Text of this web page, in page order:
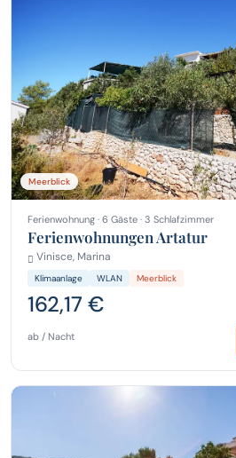
Meerblick
Ferienwohnung · 6 Gäste · 3 Schlafzimmer
Ferienwohnungen Artatur
Vinisce, Marina
Klimaanlage WLAN Meerblick
162,17 €
ab / Nacht